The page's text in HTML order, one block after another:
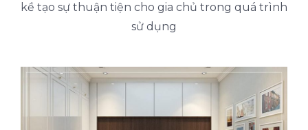
kề tạo sự thuận tiện cho gia chủ trong quá trình
sử dụng